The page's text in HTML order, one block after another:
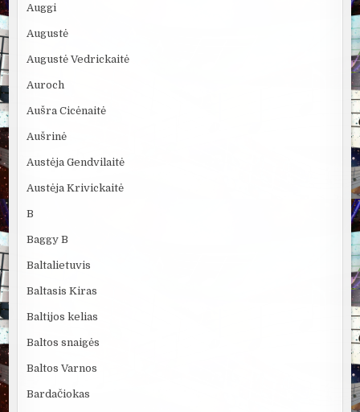
Auggi
Augustė
Augustė Vedrickaitė
Auroch
Aušra Cicėnaitė
Aušrinė
Austėja Gendvilaitė
Austėja Krivickaitė
B
Baggy B
Baltalietuvis
Baltasis Kiras
Baltijos kelias
Baltos snaigės
Baltos Varnos
Bardačiokas